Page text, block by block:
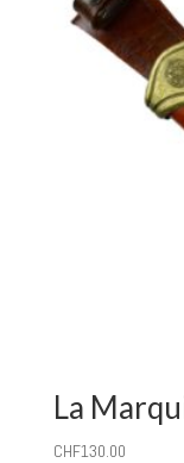
La
CHF130.00